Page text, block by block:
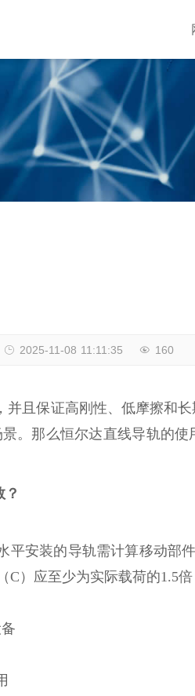
2025-11-08 11:11:35 160
且保证高刚性、低摩擦和
。那么恒尔达直线导轨的
安装的导轨需计算移动部
）应至少为实际载荷的1.5